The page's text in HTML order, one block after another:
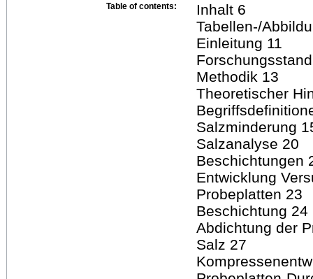
Table of contents:
Inhalt 6
Tabellen-/
Einleitung 11
Methodik 13
Theoretischer
Salzminderung
Salzanalyse 20
Beschichtungen
Entwicklung
Probeplatten 23
Beschichtung 24
Abdichtung der
Salz 27